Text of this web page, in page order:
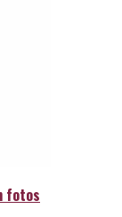
fotos